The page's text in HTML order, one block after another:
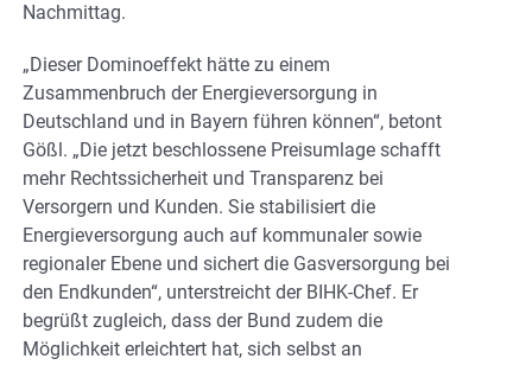
Nachmittag.
„Dieser Dominoeffekt hätte zu einem
Zusammenbruch der Energieversorgung in
Deutschland und in Bayern führen können“, betont
Gößl. „Die jetzt beschlossene Preisumlage schafft
mehr Rechtssicherheit und Transparenz bei
Versorgern und Kunden. Sie stabilisiert die
Energieversorgung auch auf kommunaler sowie
regionaler Ebene und sichert die Gasversorgung bei
den Endkunden“, unterstreicht der BIHK-Chef. Er
begrüßt zugleich, dass der Bund zudem die
Möglichkeit erleichtert hat, sich selbst an